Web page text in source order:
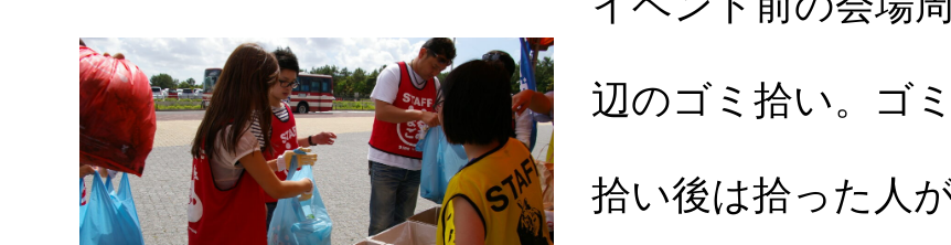
辺のゴミ拾い。ゴミ
拾い後は拾った人